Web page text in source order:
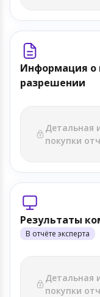
Информация о
разрешении
Детальная
покупки
Результаты
В отчёте эксперта
Детальная
покупки